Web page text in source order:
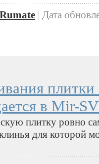
Rumate | Дата
в Mir-
плитку ровно
для которой